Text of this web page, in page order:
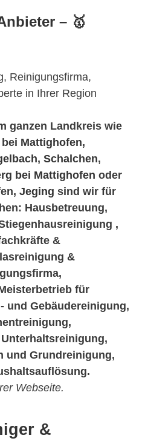
– 🥇
Reinigungsfirma,
in Ihrer Region
ganzen Landkreis wie
Mattighofen,
, Schalchen,
bei Mattighofen oder
Jeging sind wir für
Hausbetreuung,
,
&
&
für
und Gebäudereinigung,
und Grundreinigung,
Webseite.
&